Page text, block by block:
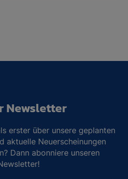
Newsletter
erster über unsere geplanten
aktuelle Neuerscheinungen
Dann abonniere unseren